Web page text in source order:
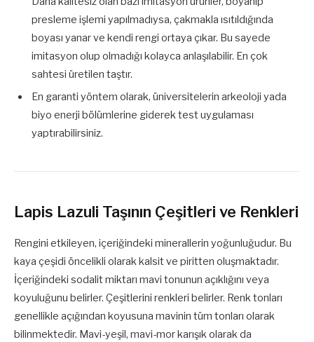
presleme işlemi yapılmadıysa, çakmakla ısıtıldığında
boyası yanar ve kendi rengi ortaya çıkar. Bu sayede
imitasyon olup olmadığı kolayca anlaşılabilir. En çok
sahtesi üretilen taştır.
En garanti yöntem olarak, üniversitelerin arkeoloji yada
biyo enerji bölümlerine giderek test uygulaması
yaptırabilirsiniz.
Lapis Lazuli Taşının Çeşitleri ve Renkleri
Rengini etkileyen, içeriğindeki minerallerin yoğunluğudur. Bu
kaya çeşidi öncelikli olarak kalsit ve piritten oluşmaktadır.
İçeriğindeki sodalit miktarı mavi tonunun açıklığını veya
koyuluğunu belirler. Çeşitlerini renkleri belirler. Renk tonları
genellikle açığından koyusuna mavinin tüm tonları olarak
bilinmektedir. Mavi-yeşil, mavi-mor karışık olarak da